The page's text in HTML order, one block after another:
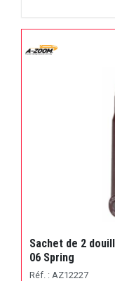
Sachet de 2
06 Spring
Réf. : AZ12227